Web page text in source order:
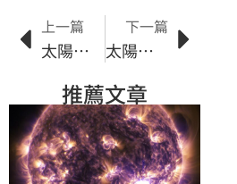
上一篇
太陽能投資指南：如何選擇適合的太陽能項目
下一篇
太陽能設備：全面了解太陽能發電技術及優勢
推薦文章